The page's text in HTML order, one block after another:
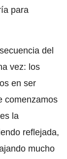
para
del
vez: los
en ser
comenzamos
la
reflejada,
mucho